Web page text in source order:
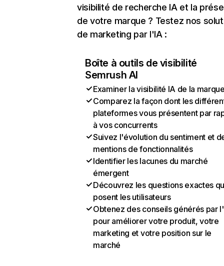
visibilité de recherche IA et la
de votre marque ? Testez nos
de marketing par l'IA :
Boîte à outils de visibilité
Semrush AI
Examiner la visibilité IA de la
Comparez la façon dont les
plateformes vous présentent par
à vos concurrents
Suivez l'évolution du sentiment et
mentions de fonctionnalités
Identifier les lacunes du marché
émergent
Découvrez les questions exactes
posent les utilisateurs
Obtenez des conseils générés par
pour améliorer votre produit, votre
marketing et votre position sur le
marché